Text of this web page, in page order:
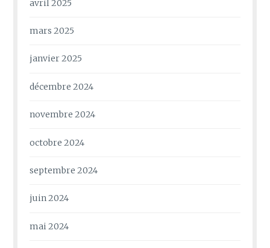
avril 2025
mars 2025
janvier 2025
décembre 2024
novembre 2024
octobre 2024
septembre 2024
juin 2024
mai 2024